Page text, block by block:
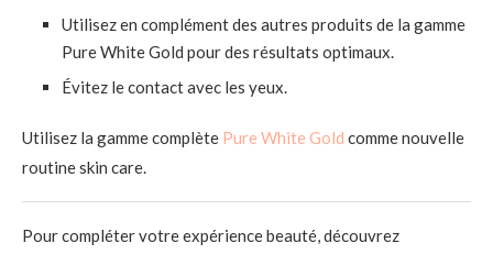
Utilisez en complément des autres produits de la gamme
Pure White Gold pour des résultats optimaux.
Évitez le contact avec les yeux.
Utilisez la gamme complète Pure White Gold comme nouvelle
routine skin care.
Pour compléter votre expérience beauté, découvrez